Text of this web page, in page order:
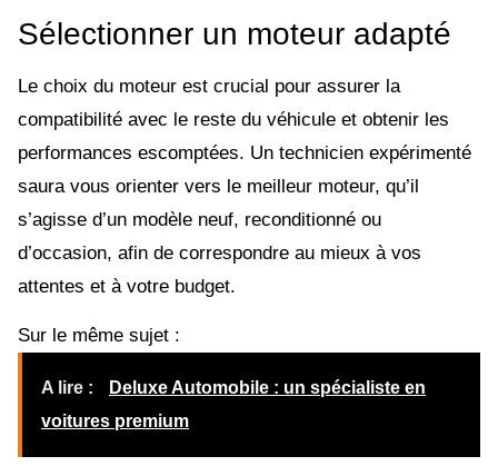
Sélectionner un moteur adapté
Le choix du moteur est crucial pour assurer la
compatibilité avec le reste du véhicule et obtenir les
performances escomptées. Un technicien expérimenté
saura vous orienter vers le meilleur moteur, qu’il
s’agisse d’un modèle neuf, reconditionné ou
d’occasion, afin de correspondre au mieux à vos
attentes et à votre budget.
Sur le même sujet :
A lire :
Deluxe Automobile : un spécialiste en
voitures premium